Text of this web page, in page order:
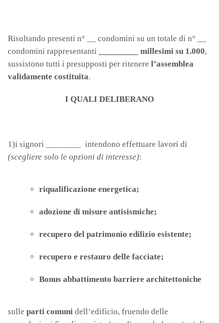
Risultando presenti n° __ condomini su un totale di n° __
condomini rappresentanti
_________ millesimi su 1.000,
sus­sistono tut­ti i presupposti per ritenere l’assemblea
validamente costituita.
I QUALI DELIBERANO
1)i signori ________ intendono effettuare lavori di
(scegliere solo le opzioni di interesse):
riqualificazione energetica;
adozione di misure antisismiche;
recupero del patrimonio edilizio esistente;
recupero e restauro delle facciate;
Bonus abbattimento barriere architettoniche
sulle parti comuni dell’edificio, fruendo delle